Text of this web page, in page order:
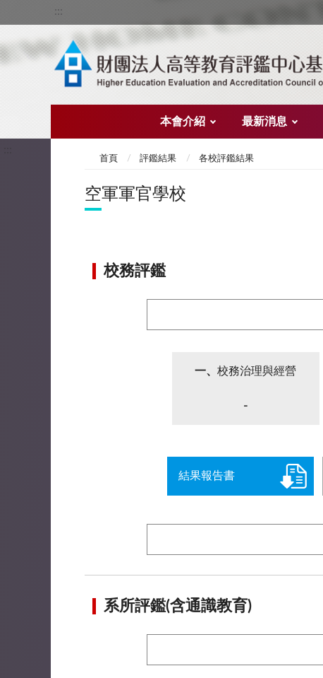
:::
本會介紹 最新消息
首頁 評鑑結果 各校評鑑結果
空軍軍官學校
校務評鑑
一、校務治理與經營
-
結果報告書
系所評鑑(含通識教育)